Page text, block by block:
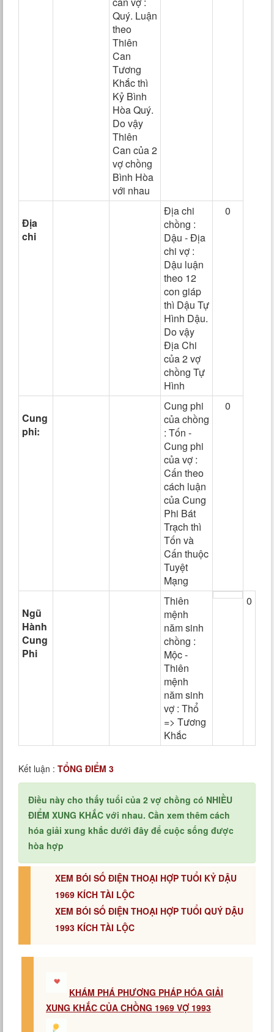
Quý. Luận
theo
Thiên
Can
Tương
Khắc thì
Kỷ Bình
Hòa Quý.
Do vậy
Thiên
Can của 2
vợ chồng
Bình Hòa
với nhau
Địa
chi
Địa chi
chồng :
Dậu - Địa
chi vợ :
Dậu luận
theo 12
con giáp
thì Dậu Tự
Hình Dậu.
Do vậy
Địa Chi
của 2 vợ
chồng Tự
Hình
0
Cung
phi:
Cung phi
của chồng
: Tốn -
Cung phi
của vợ :
Cấn theo
cách luận
của Cung
Phi Bát
Trạch thì
Tốn và
Cấn thuộc
Tuyệt
Mạng
0
Ngũ
Hành
Cung
Phi
Thiên
mệnh
năm sinh
chồng :
Mộc -
Thiên
mệnh
năm sinh
vợ : Thổ
=> Tương
Khắc
0
Kết luận : TỔNG ĐIỂM 3
Điều này cho thấy tuổi của 2 vợ chồng có NHIỀU
ĐIỂM XUNG KHẮC với nhau. Cần xem thêm cách
hóa giải xung khắc dưới đây để cuộc sống được
hòa hợp
XEM BÓI SỐ ĐIỆN THOẠI HỢP TUỔI KỶ DẬU
1969 KÍCH TÀI LỘC
XEM BÓI SỐ ĐIỆN THOẠI HỢP TUỔI QUÝ DẬU
1993 KÍCH TÀI LỘC
KHÁM PHÁ PHƯƠNG PHÁP HÓA GIẢI
XUNG KHẮC CỦA CHỒNG 1969 VỢ 1993